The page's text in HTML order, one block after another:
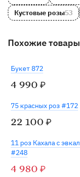
Кустовые розы53
Похожие
Букет 872
4 990 ₽
75 красных роз #172
22 100 ₽
11 роз Кахала с
#248
4 980 ₽